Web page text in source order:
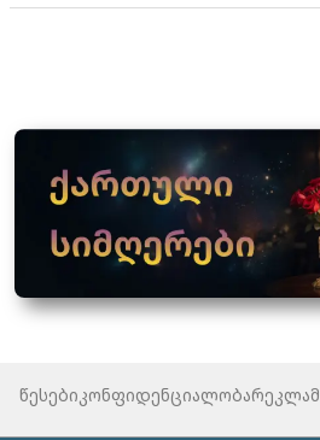
წესებიკონფიდენციალობა